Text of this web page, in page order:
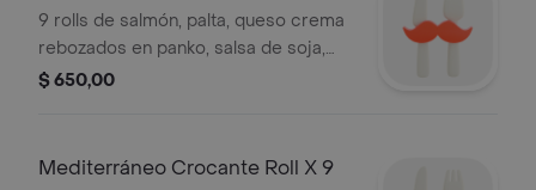
9 rolls de salmón, palta, queso crema
rebozados en panko, salsa de soja,
wasabi, jengibre, palitos.
$ 650,00
Mediterráneo Crocante Roll X 9